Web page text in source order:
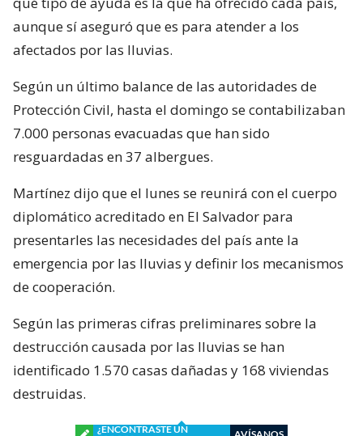
aunque sí aseguró que es para atender a los
afectados por las lluvias.
Según un último balance de las autoridades de
Protección Civil, hasta el domingo se contabilizaban
7.000 personas evacuadas que han sido
resguardadas en 37 albergues.
Martínez dijo que el lunes se reunirá con el cuerpo
diplomático acreditado en El Salvador para
presentarles las necesidades del país ante la
emergencia por las lluvias y definir los mecanismos
de cooperación.
Según las primeras cifras preliminares sobre la
destrucción causada por las lluvias se han
identificado 1.570 casas dañadas y 168 viviendas
destruidas.
¿ENCONTRASTE UN